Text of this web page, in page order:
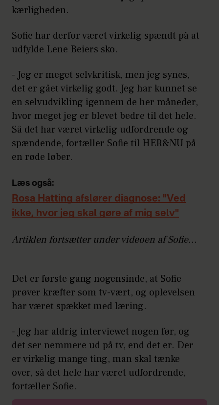
kærligheden.
Sofie har derfor været virkelig spændt på at
udfylde Lene Beiers sko.
- Jeg er meget selvkritisk, men jeg synes,
det er gået virkelig godt. Jeg har kunnet se
en selvudvikling igennem de her måneder,
hvor meget jeg er blevet bedre til det hele.
Så det har været virkelig udfordrende og
spændende, fortæller Sofie til HER&NU på
en røde løber.
Læs også:
Rosa Hatting afslører diagnose: "Ved
ikke, hvor jeg skal gøre af mig selv"
Artiklen fortsætter under videoen af Sofie...
Det er første gang nogensinde, at Sofie
prøver kræfter som tv-vært, og oplevelsen
har været spækket med læring.
- Jeg har aldrig interviewet nogen før, og
det ser nemmere ud på tv, end det er. Der
er virkelig mange ting, man skal tænke
over, så det hele har været udfordrende,
fortæller Sofie.